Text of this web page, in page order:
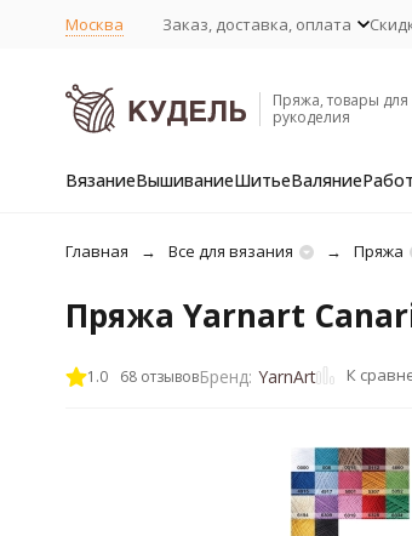
Москва Заказ, доставка, оплата
Пряжа, товары для
рукоделия
ВязаниеВышиваниеШитьеВаляние
Главная Все для вязания Пряжа
Пряжа Yarnart
1.0 68 отзывовБренд: YarnArt К